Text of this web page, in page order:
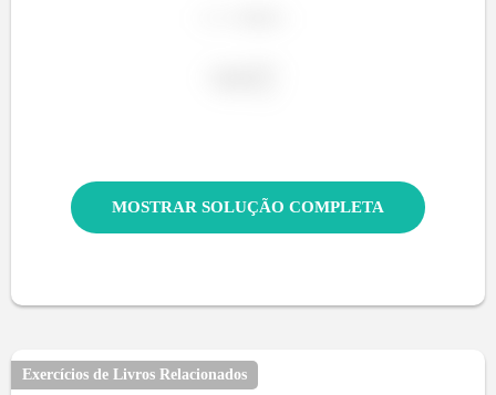
MOSTRAR SOLUÇÃO COMPLETA
Exercícios de Livros Relacionados